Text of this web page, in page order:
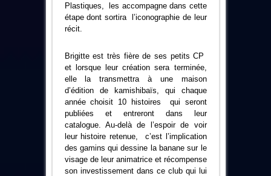
Plastiques, les accompagne dans cette
étape dont sortira l’iconographie de leur
récit.
Brigitte est très fière de ses petits CP
et lorsque leur création sera terminée,
elle la transmettra à une maison
d’édition de kamishibaïs, qui chaque
année choisit 10 histoires qui seront
publiées et entreront dans leur
catalogue. Au-delà de l’espoir de voir
leur histoire retenue, c’est l’implication
des gamins qui dessine la banane sur le
visage de leur animatrice et récompense
son investissement dans ce club qui lui